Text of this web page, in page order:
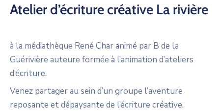
Atelier d’écriture créative La rivière
à la médiathèque René Char animé par B de la
Guérivière auteure formée à l’animation d’ateliers
d’écriture.
Venez partager au sein d’un groupe l’aventure
reposante et dépaysante de l’écriture créative.